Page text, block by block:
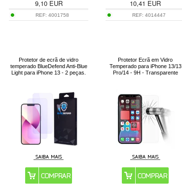
9,10EUR
REF:4001758
10,41 EUR
REF:4014447
Protetor de ecrã de vidro
temperado BlueDefend Anti-Blue
Light para iPhone 13 - 2 peças.
Protetor Ecrã em Vidro
Temperado para iPhone 13/13
Pro/14 - 9H - Transparente